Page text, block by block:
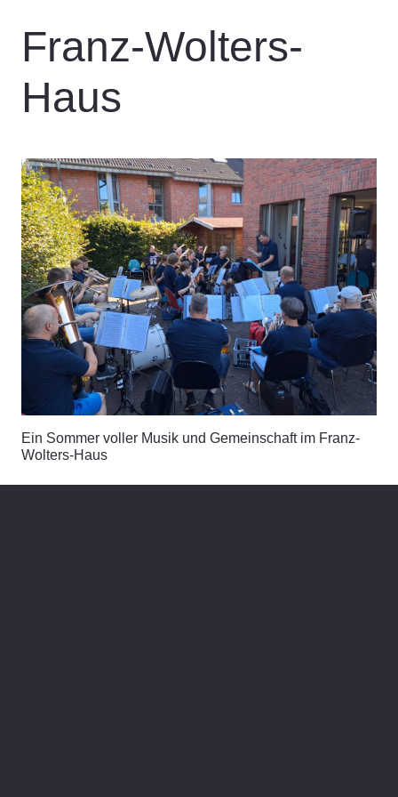
Franz-Wolters-
Haus
Ein Sommer voller Musik und Gemeinschaft im Franz-
Wolters-Haus